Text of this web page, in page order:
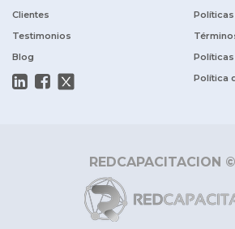
Clientes
Testimonios
Blog
Políticas
Política
REDCAPACITACION